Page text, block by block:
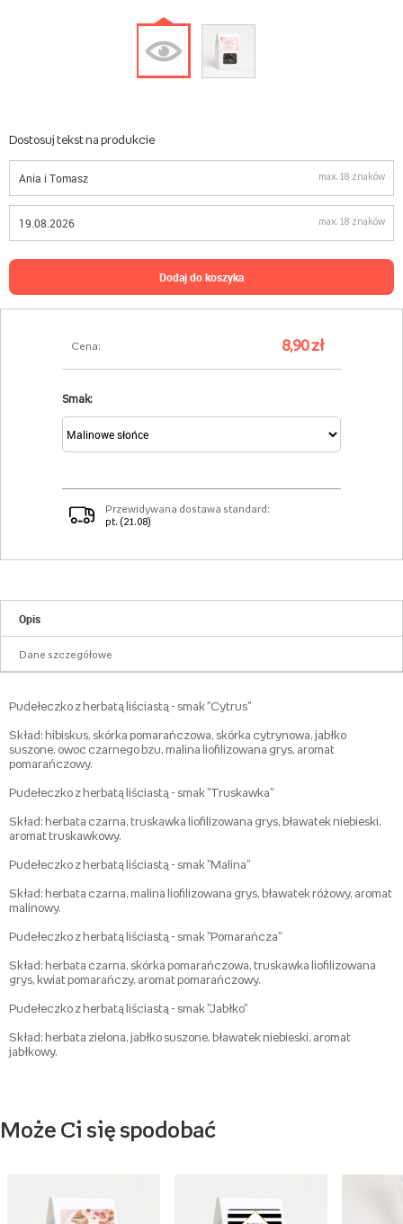
Cena: 8,90 zł
Smak:
Przewidywana dostawa standard:
pt. (21.08)
Dostosuj tekst na produkcie
max. 18 znaków
max. 18 znaków
dodaj do koszyka
Opis
Dane szczegółowe
Pudełeczko z herbatą liściastą - smak "Cytrus"
Skład: hibiskus, skórka pomarańczowa, skórka cytrynowa, jabłko
suszone, owoc czarnego bzu, malina liofilizowana grys, aromat
pomarańczowy.
Pudełeczko z herbatą liściastą - smak "Truskawka"
Skład: herbata czarna, truskawka liofilizowana grys, bławatek niebieski,
aromat truskawkowy.
Pudełeczko z herbatą liściastą - smak "Malina"
Skład: herbata czarna, malina liofilizowana grys, bławatek różowy, aromat
malinowy.
Pudełeczko z herbatą liściastą - smak "Pomarańcza"
Skład: herbata czarna, skórka pomarańczowa, truskawka liofilizowana
grys, kwiat pomarańczy, aromat pomarańczowy.
Pudełeczko z herbatą liściastą - smak "Jabłko"
Skład: herbata zielona, jabłko suszone, bławatek niebieski, aromat
jabłkowy.
Może Ci się spodobać